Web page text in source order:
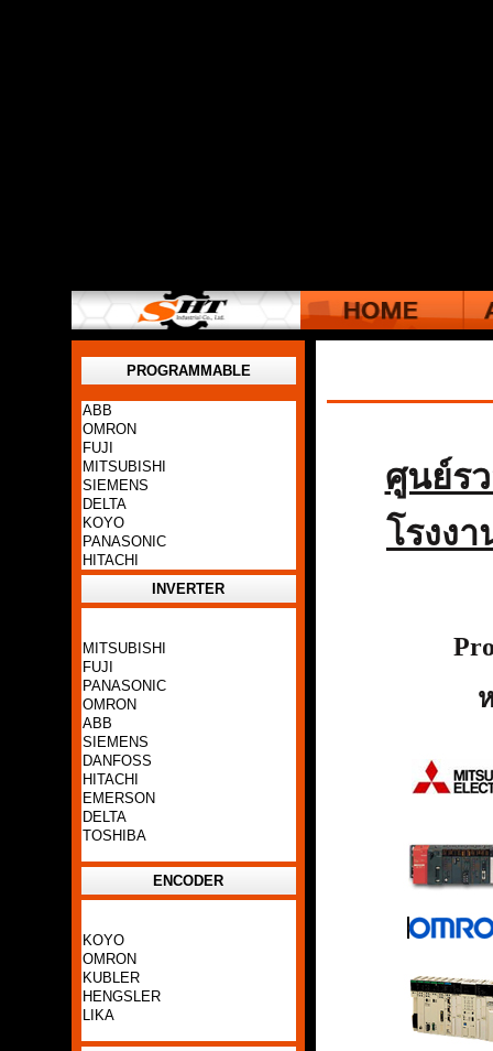
PROGRAMMABLE
ABB
OMRON
FUJI
MITSUBISHI
SIEMENS
DELTA
KOYO
PANASONIC
HITACHI
INVERTER
MITSUBISHI
FUJI
PANASONIC
OMRON
ABB
SIEMENS
DANFOSS
HITACHI
EMERSON
DELTA
TOSHIBA
ENCODER
KOYO
OMRON
KUBLER
HENGSLER
LIKA
ศูนย์ร
โรงง